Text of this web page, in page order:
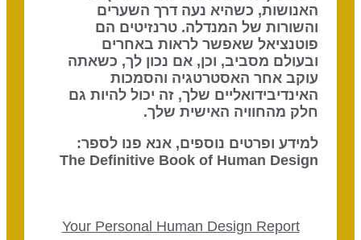
האנושות, כשהיא נעה דרך השערים
והשורות של המנדלה. טרנזיטים הם
פוטנציאל שאפשר לראות באחרים
ובעולם מסביב, וכן, אם נכון לך, כשאתה
עוקב אחר האסטרטגיה והסמכות
האינדיבידואליים שלך, זה יכול להיות גם
חלק מהחוויה האישית שלך.
למידע ופרטים נוספים, אנא פנו לספר:
The Definitive Book of Human Design
Your Personal Human Design Report